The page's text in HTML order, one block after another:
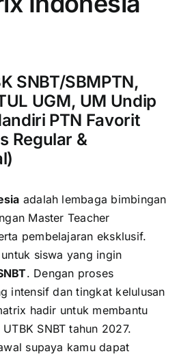
SNBT/SBMPTN,
UGM, UM Undip
PTN Favorit
Regular &
adalah lembaga bimbingan
Master Teacher
pembelajaran eksklusif.
siswa yang ingin
. Dengan proses
intensif dan tingkat kelulusan
hadir untuk membantu
SNBT tahun 2027.
supaya kamu dapat